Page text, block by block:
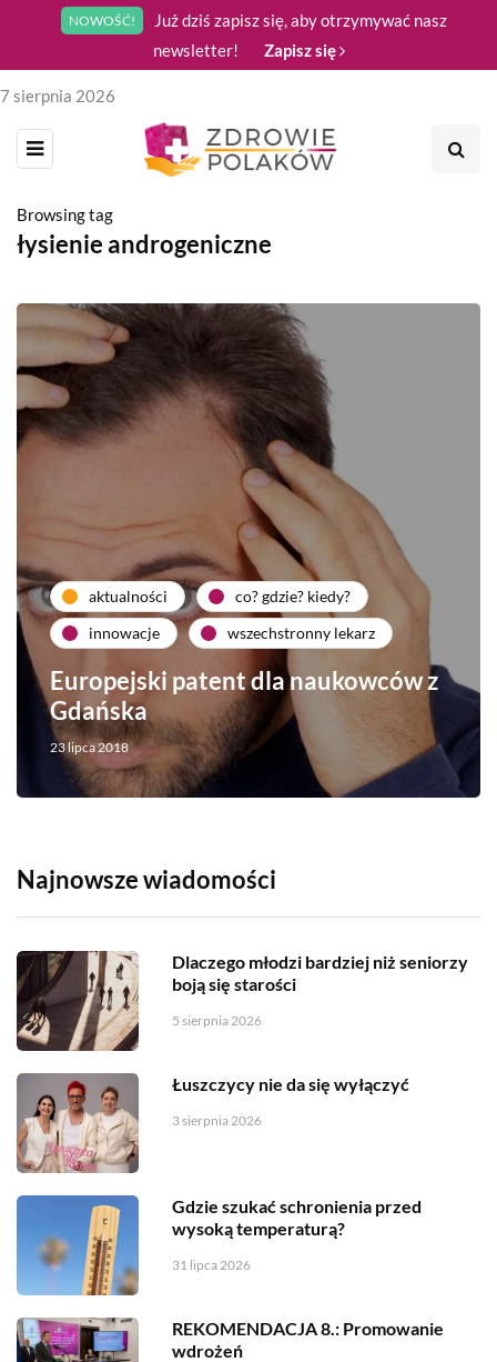
NOWOŚĆ!
Już dziś zapisz się, aby otrzymywać nasz
newsletter!
Zapisz się
7 sierpnia 2026
Browsing tag
łysienie androgeniczne
aktualności
co? gdzie? kiedy?
innowacje
wszechstronny lekarz
Europejski patent dla naukowców z
Gdańska
23 lipca 2018
Najnowsze wiadomości
Dlaczego młodzi bardziej niż seniorzy
boją się starości
5 sierpnia 2026
Łuszczycy nie da się wyłączyć
3 sierpnia 2026
Gdzie szukać schronienia przed
wysoką temperaturą?
31 lipca 2026
REKOMENDACJA 8.: Promowanie
wdrożeń